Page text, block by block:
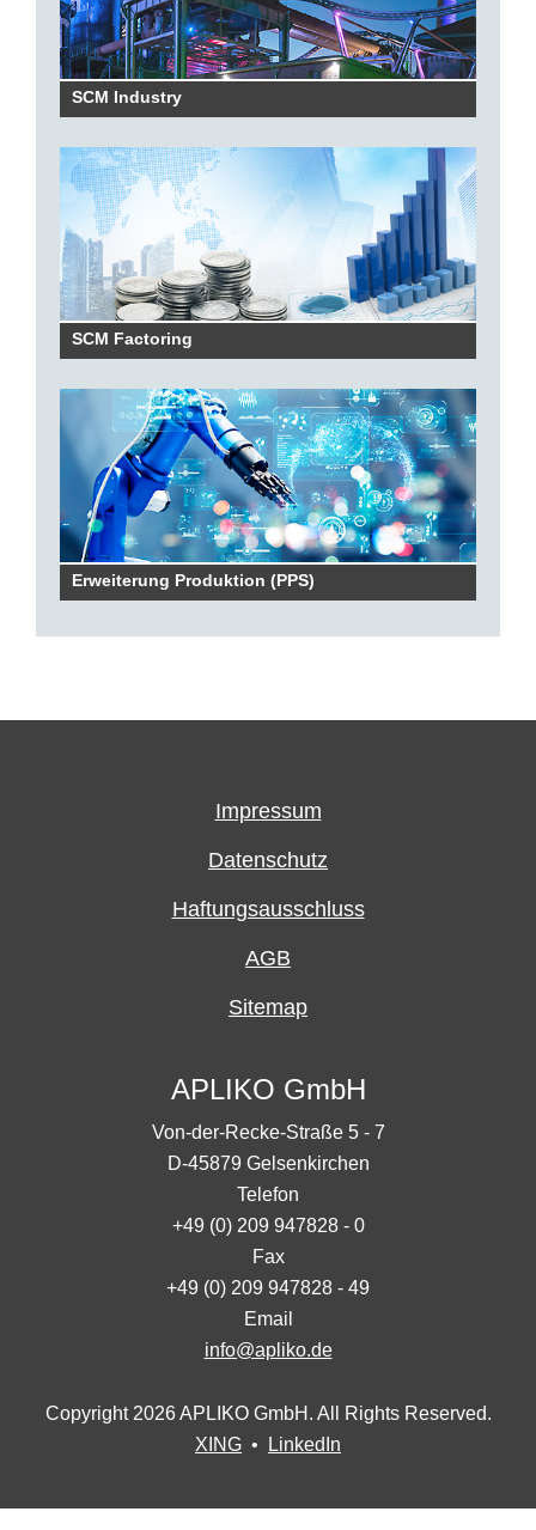
SCM Industry
SCM Factoring
Erweiterung Produktion (PPS)
Impressum
Datenschutz
Haftungsausschluss
AGB
Sitemap
APLIKO GmbH
Von-der-Recke-Straße 5 - 7
D-45879 Gelsenkirchen
Telefon
+49 (0) 209 947828 - 0
Fax
+49 (0) 209 947828 - 49
Email
info@apliko.de
Copyright 2026 APLIKO GmbH. All Rights Reserved.
XING • LinkedIn